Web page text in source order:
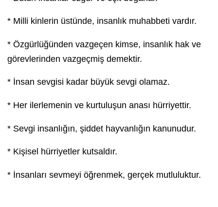
* Milli kinlerin üstünde, insanlıkmuhabbeti vardır.
* Özgürlüğünden vazgeçen kimse, insanlıkhak ve
görevlerinden vazgeçmiş demektir.
* İnsan sevgisi kadar büyük sevgi olamaz.
* Her ilerlemenin ve kurtuluşun anası hürriyettir.
* Sevgi insanlığın, şiddet hayvanlığın kanunudur.
* Kişisel hürriyetler kutsaldır.
* İnsanları sevmeyi öğrenmek, gerçek mutluluktur.